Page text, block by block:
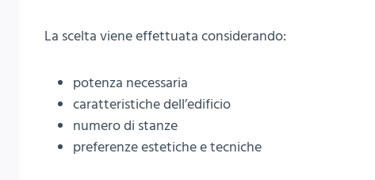
La scelta viene effettuata considerando:
potenza necessaria
caratteristiche dell’edificio
numero di stanze
preferenze estetiche e tecniche